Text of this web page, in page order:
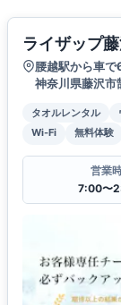
ライザップ
腰越駅から車で
神奈川県藤沢
タオルレンタル
Wi-Fi
無料体験
営業
7:00〜